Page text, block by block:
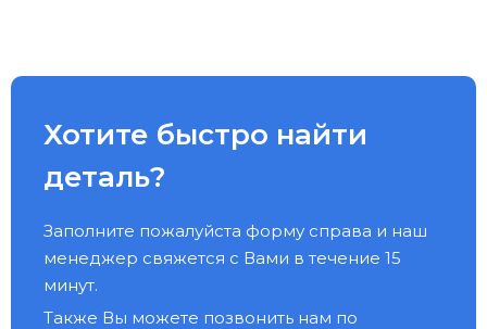
Хотите быстро найти
деталь?
Заполните пожалуйста форму справа и наш
менеджер свяжется с Вами в течение 15
минут.
Также Вы можете позвонить нам по